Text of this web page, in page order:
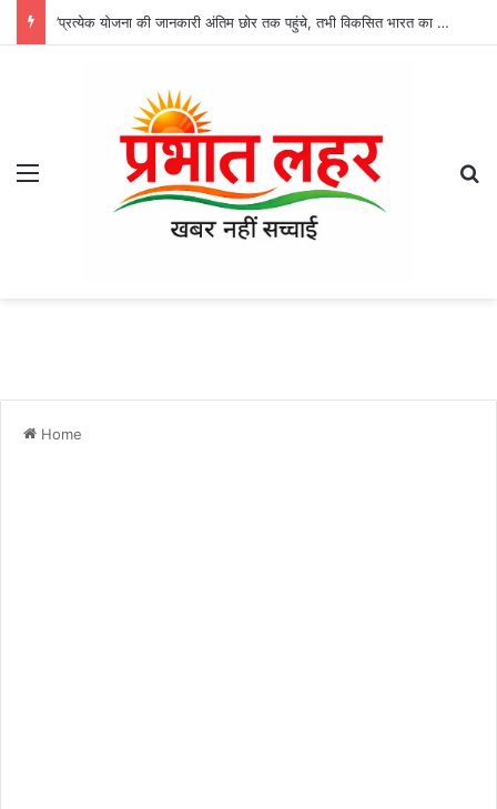
’प्रत्येक योजना की जानकारी अंतिम छोर तक पहुंचे, तभी विकसित भारत का होगा संकल्प साकार -श्री नेहरू राम निषाद’
Menu
Home